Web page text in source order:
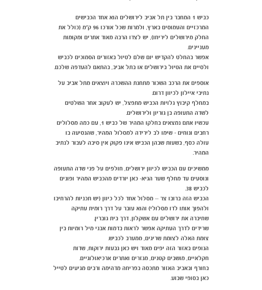
כביש 1 המחבר בין תל אביב לירושלים הוא אחד הכבישים
המרכזיים והעמוסים בארץ, ולמרות שכל אורכו 96 ק"מ (כולל את
החלק מירושלים ליריחו), יש לצדו הרבה מאוד אתרים ומקומות
מעניינים.
אפשר בהחלט להקדיש יום שלם לטיול באזורים הסמוכים לכביש
ולסיים את הטיול בירושלים או בתל אביב, בהתאם להעדפה שלכם.
אוספים את הרכב השכור מתחנת ההשכרה ויוצאים מתל אביב על
נתיבי איילון לכיוון דרום.
במחלף קיבוץ גלויות הכביש מתפצל, יש לעקוב אחר השלטים
לשדה התעופה בן גוריון ולירושלים.
עכשיו אתם נמצאים בחלקו המהיר של כביש 1, עם כמה מסלולים
רחבים ונוחים - שימו לב לירידה למסלול המהיר, שהנסיעה בו
עולה כסף, בשעות שבהן הכביש אינו פקוק אין סיבה לעבור לנתיב
המהיר.
ממשיכים עם הכביש לכיוון ירושלים, חולפים על פני שדה התעופה
ונוסעים עד מחלף שער הגיא- כאן יורדים מהכביש המהיר ופונים
לכביש 38.
הכביש הזה ברובו צר – מסלול אחד לכל כיוון (יש תכניות להרחיבו
ולהפוך אותו לדו מסלולי) והוא עובר על דרך רומית עתיקה
שחיברה את ירושלים עם אשקלון, דרך בית גוברין.
שרידים לדרך העתיקה אפשר לראות בדמות אבני מיל רומיות בין
צומת האלה לצומת שריגים, ממערב לכביש.
הנופים באזור הזה יפים מאוד ויש כאן גבעות ירוקות, שדות
חקלאיים, מושבים קטנים, מנזרים ואתרים ארכיאולוגיים.
בחורף ובאביב האזור מתכסה בפריחה מדהימה ורבים מגיעים לטייל
כאן בסופי שבוע.